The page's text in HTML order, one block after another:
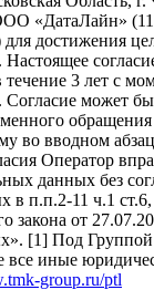
«ДатаЛайн»
для достижения
течение 3 лет с
Согласие может
во вводном
Оператор
данных без
в п.п.2-11 ч.1
закона от
[1] Под
иные
group.ru/ptl